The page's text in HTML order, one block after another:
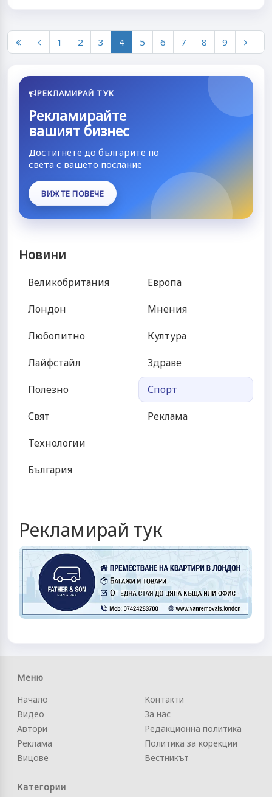
1 2 3 4 5 6 7 8 9
РЕКЛАМИРАЙ ТУК
Рекламирайте
вашият бизнес
Достигнете до българите по
света с вашето послание
ВИЖТЕ ПОВЕЧЕ
Новини
Великобритания
Лондон
Любопитно
Лайфстайл
Полезно
Свят
Технологии
България
Европа
Мнения
Култура
Здраве
Спорт
Реклама
Рекламирай тук
Меню
Начало
Видео
Автори
Реклама
Вицове
Контакти
За нас
Редакционна политика
Политика за корекции
Вестникът
Категории